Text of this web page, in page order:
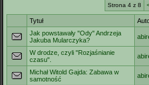
Strona 4 z 8
Tytuł
Jak powstawały "Ody" Andrzeja
Jakuba Mularczyka?
W drodze, czyli "Rozjaśnianie
czasu".
Michał Witold Gajda: Zabawa w
samotność